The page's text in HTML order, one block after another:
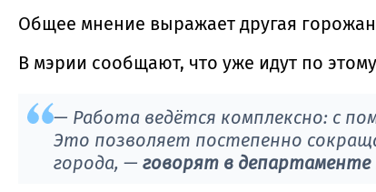
Общее мнение выражает другая
В мэрии сообщают, что уже идут по
— Работа ведётся комплексно: с
Это позволяет постепенно
города, — говорят в